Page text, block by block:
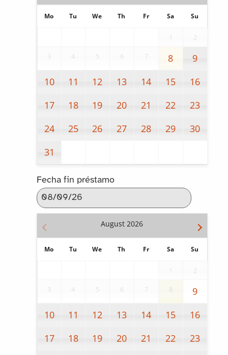
Mo Tu We Th Fr Sa Su
2
3 4 5 6 7 8
9
10
11 12 13 14 15
16
17
18 19 20 21 22
23
24
25 26 27 28 29
30
31
Fecha fin préstamo
August 2026
Mo Tu We Th Fr Sa Su
2
3 4 5 6 7 8
9
10
11 12 13 14 15
16
17
18 19 20 21 22
23